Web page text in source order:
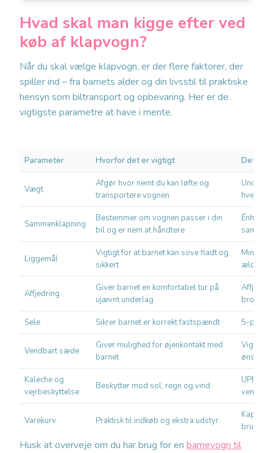
Hvad skal man kigge efter ved
køb af klapvogn?
Når du skal vælge klapvogn, er der flere faktorer, der
spiller ind – fra barnets alder og din livsstil til praktiske
hensyn som biltransport og opbevaring. Her er de
vigtigste parametre at have i mente.
Parameter Hvorfor det er vigtigt Det bør
Vægt
Afgør hvor nemt du kan løfte og
transportere vognen
Under
Sammenklapning
Bestemmer om vognen passer i din
bil og er nem at håndtere
Liggemål
Vigtigt for at barnet kan sove fladt og
sikkert
ældre
Affjedring
Giver barnet en komfortabel tur på
ujævnt underlag
brosten
Sele Sikrer barnet er korrekt fastspændt 5-
Vendbart sæde
Giver mulighed for øjenkontakt med
barnet
Vigtigt
ønsker
Kaleche og
vejrbeskyttelse
Beskytter mod sol, regn og vind
Varekurv Praktisk til indkøb og ekstra udstyr
brug
Husk at overveje om du har brug for en barnevogn til